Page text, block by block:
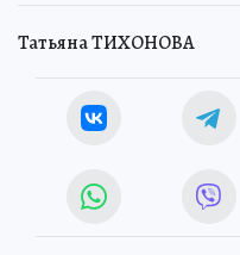
Татьяна ТИХОНОВА